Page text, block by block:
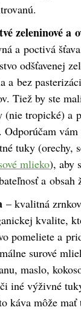
zeleninové a
a poctivá
odšťavenej
a bez
Tiež by ste
(nie tropické) a
Odporúčam
tuky (orechy,
mlieko), aby
a obsah
– kvalitná
kvalite,
pomeliete a
surové
maslo,
iné výživné
káva môže